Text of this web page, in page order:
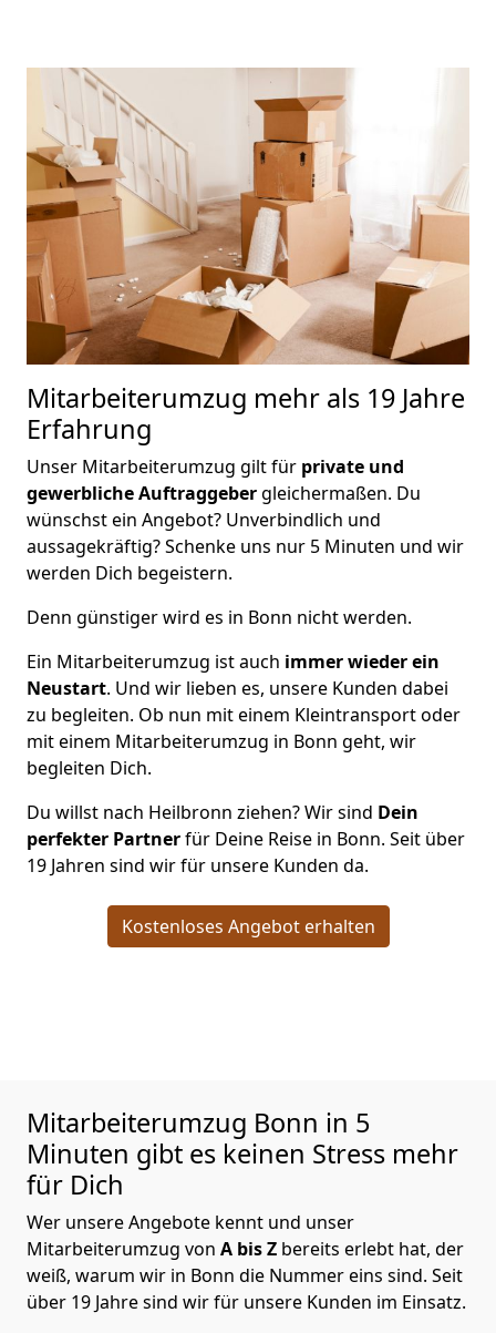
Mitarbeiterumzug mehr als 19 Jahre
Erfahrung
Unser Mitarbeiterumzug gilt für private und
gewerbliche Auftraggebergleichermaßen. Du
wünschst ein Angebot? Unverbindlich und
aussagekräftig? Schenke uns nur 5 Minuten und wir
werden Dich begeistern.
Denn günstiger wird es in Bonn nicht werden.
Ein Mitarbeiterumzug ist auch immer wieder ein
Neustart. Und wir lieben es, unsere Kunden dabei
zu begleiten. Ob nun mit einem Kleintransport oder
mit einem Mitarbeiterumzug in Bonn geht, wir
begleiten Dich.
Du willst nach Heilbronn ziehen? Wir sind Dein
perfekter Partnerfür Deine Reise in Bonn. Seit über
19 Jahren sind wir für unsere Kunden da.
Kostenloses Angebot erhalten
Mitarbeiterumzug Bonn in 5
Minuten gibt es keinen Stress mehr
für Dich
Wer unsere Angebote kennt und unser
Mitarbeiterumzug von A bis Z bereits erlebt hat, der
weiß, warum wir in Bonn die Nummer eins sind. Seit
über 19 Jahre sind wir für unsere Kunden im Einsatz.